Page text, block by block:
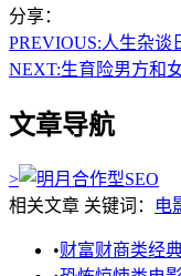
分享：
PREVIOUS:人生杂谈
NEXT:生育险男方和
文章导航
>
相关文章 关键词： 电
•财富财商类经